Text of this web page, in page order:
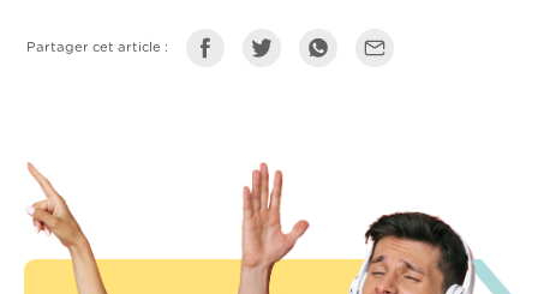
Partager cet article :